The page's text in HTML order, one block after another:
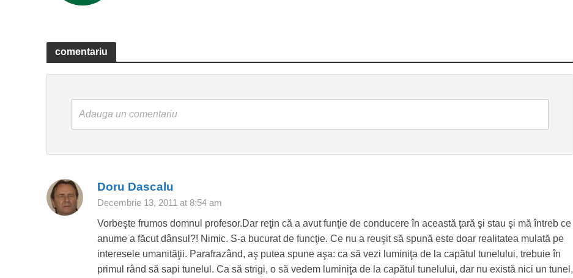
comentariu
Adauga un comentariu
Doru Dascalu
Decembrie 13, 2011 at 8:54 am
Vorbeşte frumos domnul profesor.Dar reţin că a avut funţie de conducere în această ţară şi stau şi mă întreb ce
anume a făcut dânsul?! Nimic. S-a bucurat de funcţie. Ce nu a reuşit să spună este doar realitatea mulată pe
interesele umanităţii. Parafrazând, aş putea spune aşa: ca să vezi luminiţa de la capătul tunelului, trebuie în
primul rând să sapi tunelul. Ca să strigi, o să vedem luminiţa de la capătul tunelului, dar nu există nici un tunel,